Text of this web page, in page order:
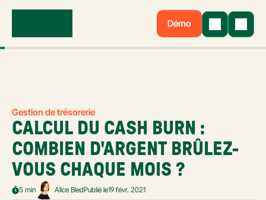
Démo
Gestion de trésorerie
CALCUL DU CASH BURN :
COMBIEN D'ARGENT BRÛLEZ-
VOUS CHAQUE MOIS ?
5 min Alice BledPublié le19 févr. 2021